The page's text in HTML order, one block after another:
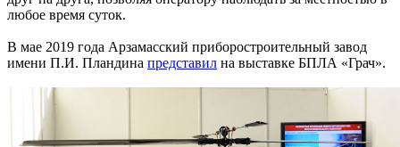
любое время суток.
В мае 2019 года Арзамасский приборостроительный завод
имени П.И. Пландина представил на выставке БПЛА «Грач».